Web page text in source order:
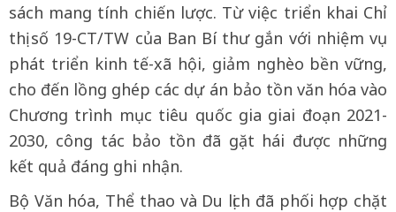
sách mang tính chiến lược. Từ việc triển khai Chỉ
thị số 19-CT/TW của Ban Bí thư gắn với nhiệm vụ
phát triển kinh tế-xã hội, giảm nghèo bền vững,
cho đến lồng ghép các dự án bảo tồn văn hóa vào
Chương trình mục tiêu quốc gia giai đoạn 2021-
2030, công tác bảo tồn đã gặt hái được những
kết quả đáng ghi nhận.
Bộ Văn hóa, Thể thao và Du lịch đã phối hợp chặt